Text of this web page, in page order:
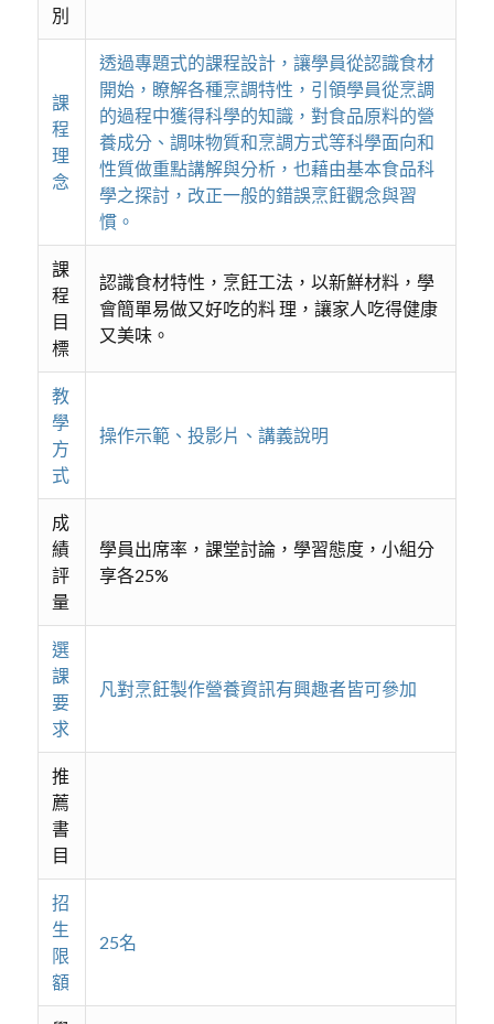
別
課
程
理
念
透過專題式的課程設計，讓學員從認識食材
開始，瞭解各種烹調特性，引領學員從烹調
的過程中獲得科學的知識，對食品原料的營
養成分、調味物質和烹調方式等科學面向和
性質做重點講解與分析，也藉由基本食品科
學之探討，改正一般的錯誤烹飪觀念與習
慣。
課
程
目
標
認識食材特性，烹飪工法，以新鮮材料，學
會簡單易做又好吃的料 理，讓家人吃得健康
又美味。
教
學
方
式
操作示範、投影片、講義說明
成
績
評
量
學員出席率，課堂討論，學習態度，小組分
享各25%
選
課
要
求
凡對烹飪製作營養資訊有興趣者皆可參加
推
薦
書
目
招
生
限
額
25名